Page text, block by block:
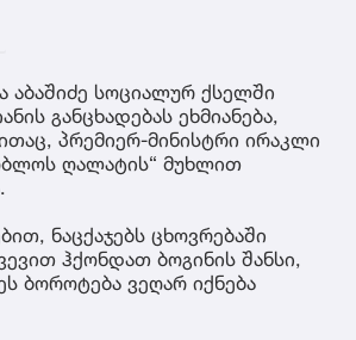
აბაშიძე სოციალურ ქსელში
განცხადებას ეხმიანება,
პრემიერ-მინისტრი ირაკლი
ღალატის“ მუხლით
ნაცქაჯებს ცხოვრებაში
ჰქონდათ ბოგინის შანსი,
ბოროტება ვეღარ იქნება